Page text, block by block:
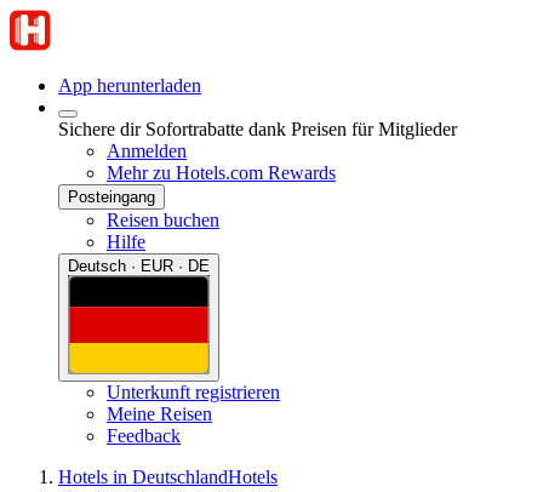
App herunterladen
Sichere dir Sofortrabatte dank Preisen für Mitglieder
Anmelden
Mehr zu Hotels.com Rewards
Posteingang
Reisen buchen
Hilfe
Deutsch · EUR · DE
Unterkunft registrieren
Meine Reisen
Feedback
Hotels in DeutschlandHotels